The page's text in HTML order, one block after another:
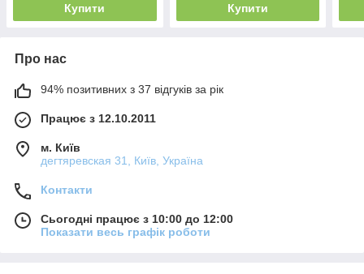
Купити Купити
Про нас
94% позитивних з 37 відгуків за рік
Працює з 12.10.2011
м. Київ
дегтяревская 31, Київ, Україна
Контакти
Сьогодні працює з 10:00 до 12:00
Показати весь графік роботи